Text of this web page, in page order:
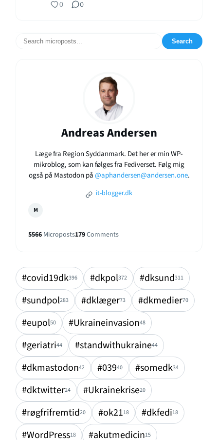
0 0
Search
Andreas Andersen
Læge fra Region Syddanmark. Det her er min WP-
mikroblog, som kan følges fra Fediverset. Følg mig
også på Mastodon på@aphandersen@andersen.one.
it-blogger.dk
M
5566 Microposts179Comments
#covid19dk396 #dkpol372 #dksund311
#sundpol283 #dklæger73 #dkmedier70
#eupol50 #Ukraineinvasion48
#geriatri44 #standwithukraine44
#dkmastodon42 #03940 #somedk34
#dktwitter24 #Ukrainekrise20
#røgfrifremtid20 #ok2118 #dkfedi18
#WordPress18 #akutmedicin15